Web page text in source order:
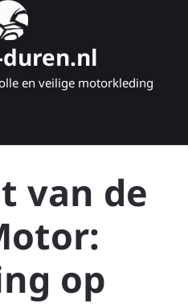
en veilige motorkleding
van de
op